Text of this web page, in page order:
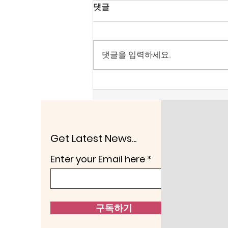
[공언련 성명] KBS 진미위에
선됐다. 언론노조가 민주당이 추천
한 오태규 이사를 그렇게 공격하더
지난 2018년 진실과미래위원회
다. 그해 5월 30일 KBS이
댓글
댓글을 입력하세요.
Get Latest News...
Enter your Email here
구독하기